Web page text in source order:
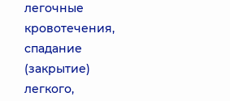
легочные
кровотечения,
спадание
(закрытие)
легкого,